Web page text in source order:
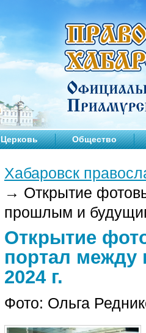
Церковь Общество
Хабаровск
→ Открытие
прошлым и
Открытие
портал
2024 г.
Фото: Ольга